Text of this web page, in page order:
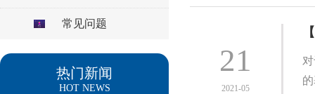
常见问题
热门新闻
HOT NEWS
21
2021-05